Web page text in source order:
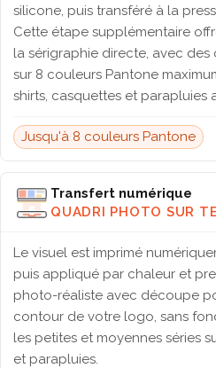
silicone, puis transféré à la
Cette étape supplémentaire
la sérigraphie directe, avec des
sur 8 couleurs Pantone
shirts, casquettes et parapluies
Jusqu'à 8 couleurs Pantone
Transfert numérique
QUADRI PHOTO SUR
Le visuel est imprimé
puis appliqué par chaleur et
photo-réaliste avec découpe
contour de votre logo, sans
les petites et moyennes séries
et parapluies.